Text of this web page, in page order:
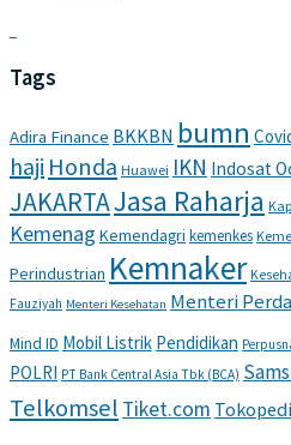
Tags
Adira Finance BKKBN bumn
haji Honda Huawei IKN Indosat
JAKARTAJasa Raharja
Kemenag Kemendagri kemenkes
Perindustrian Kemnaker
Fauziyah Menteri Kesehatan Menteri
Mind ID Mobil Listrik Pendidikan
POLRI PT Bank Central Asia Tbk (BCA)
Telkomsel Tiket.com